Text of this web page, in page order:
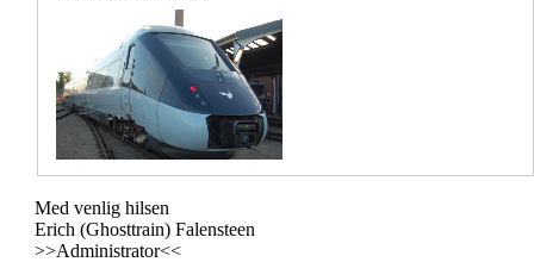
Med venlig hilsen
Erich (Ghosttrain) Falensteen
>>Administrator<<